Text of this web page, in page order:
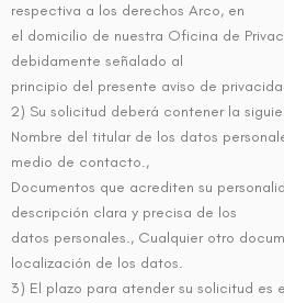
respectiva a los derechos Arco, en
el domicilio de nuestra Oficina de
debidamente señalado al
principio del presente aviso de
2) Su solicitud deberá contener la
Nombre del titular de los datos
medio de contacto.,
Documentos que acrediten su
descripción clara y precisa de los
datos personales., Cualquier otro
localización de los datos.
3) El plazo para atender su solicitud es